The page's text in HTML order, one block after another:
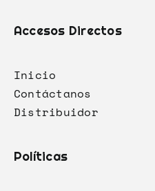
Accesos Directos
Inicio
Contáctanos
Distribuidor
Políticas